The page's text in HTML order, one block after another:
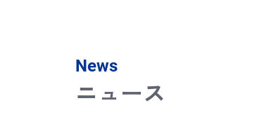
News
ニュース